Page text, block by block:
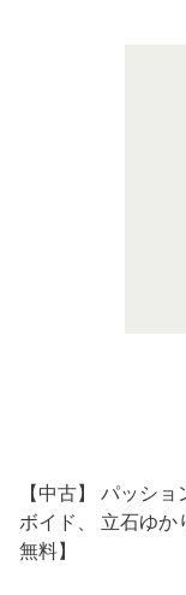
【中古】 パッシ
ボイド、 立石ゆか
無料】